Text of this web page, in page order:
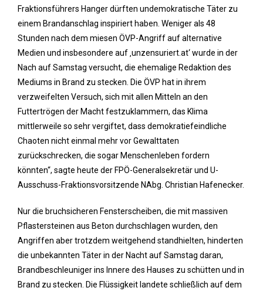
Fraktionsführers Hanger dürften undemokratische Täter zu
einem Brandanschlag inspiriert haben. Weniger als 48
Stunden nach dem miesen ÖVP-Angriff auf alternative
Medien und insbesondere auf ‚unzensuriert.at‘ wurde in der
Nach auf Samstag versucht, die ehemalige Redaktion des
Mediums in Brand zu stecken. Die ÖVP hat in ihrem
verzweifelten Versuch, sich mit allen Mitteln an den
Futtertrögen der Macht festzuklammern, das Klima
mittlerweile so sehr vergiftet, dass demokratiefeindliche
Chaoten nicht einmal mehr vor Gewalttaten
zurückschrecken, die sogar Menschenleben fordern
könnten“, sagte heute der FPÖ-Generalsekretär und U-
Ausschuss-Fraktionsvorsitzende NAbg. Christian Hafenecker.
Nur die bruchsicheren Fensterscheiben, die mit massiven
Pflastersteinen aus Beton durchschlagen wurden, den
Angriffen aber trotzdem weitgehend standhielten, hinderten
die unbekannten Täter in der Nacht auf Samstag daran,
Brandbeschleuniger ins Innere des Hauses zu schütten und in
Brand zu stecken. Die Flüssigkeit landete schließlich auf dem